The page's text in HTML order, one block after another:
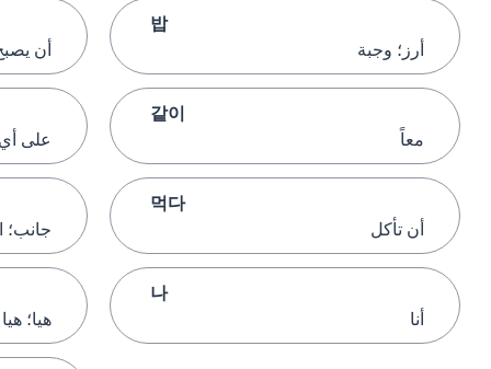
밥
أرز؛ وجبة
같이
معاً
먹다
أن تأكل
나
أنا
أن
على
جانب؛
هيا؛ هيا